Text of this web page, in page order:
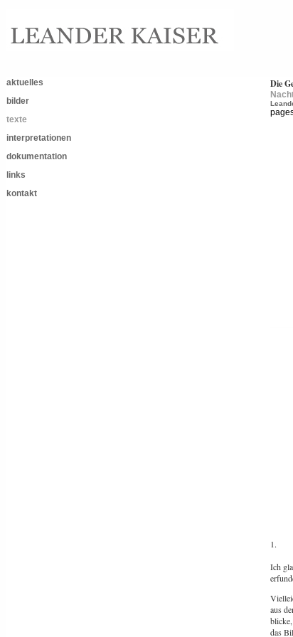
aktuelles
bilder
texte
interpretationen
dokumentation
links
kontakt
Die
1.
Ich
aus
das